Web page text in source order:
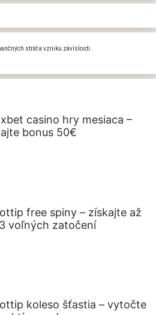
strát a vzniku závislosti.
casino hry mesiaca –
bonus 50€
free spiny – získajte až
voľných zatočení
koleso šťastia – vytočte